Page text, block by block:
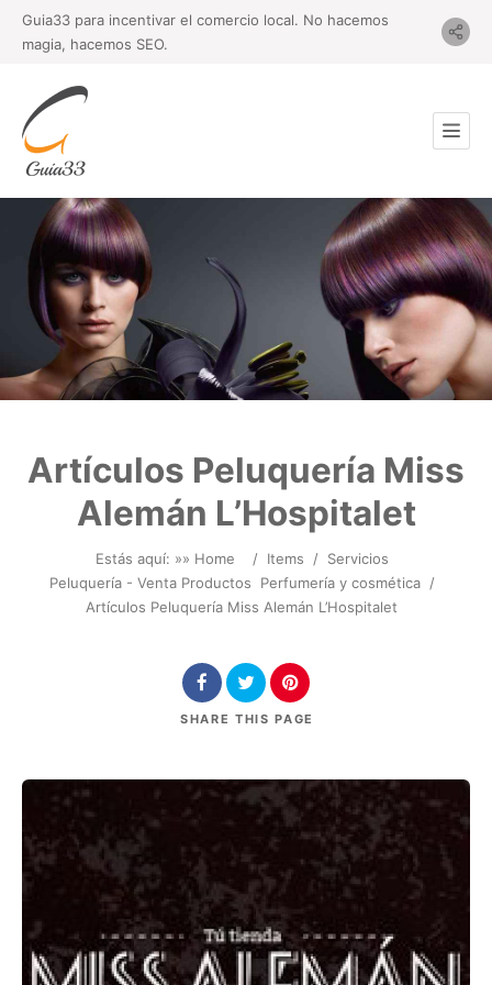
Guia33 para incentivar el comercio local. No hacemos
magia, hacemos SEO.
Artículos Peluquería Miss
Alemán L’Hospitalet
Estás aquí: »» Home / Items / Servicios
Peluquería - Venta Productos
Perfumería y cosmética /
Artículos Peluquería Miss Alemán L’Hospitalet
SHARE THIS PAGE